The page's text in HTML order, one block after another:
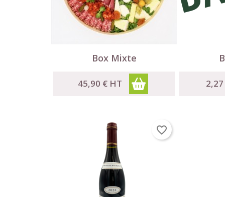
Box Mixte
45,90 € HT
Aperçu rapide 
favorite_border